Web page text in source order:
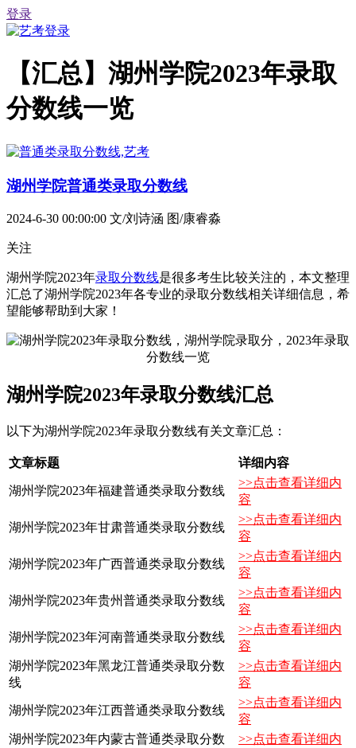
登录
【汇总】湖州学院2023年录取
分数线一览
湖州学院普通类录取分数线
2024-6-30 00:00:00 文/刘诗涵 图/康睿淼
关注
湖州学院2023年录取分数线是很多考生比较关注的，本文整理
汇总了湖州学院2023年各专业的录取分数线相关详细信息，希
望能够帮助到大家！
湖州学院2023年录取分数线汇总
以下为湖州学院2023年录取分数线有关文章汇总：
文章标题 详细内容
湖州学院2023年福建普通类录取分数线
>>点击查看详细内
容
湖州学院2023年甘肃普通类录取分数线
>>点击查看详细内
容
湖州学院2023年广西普通类录取分数线
>>点击查看详细内
容
湖州学院2023年贵州普通类录取分数线
>>点击查看详细内
容
湖州学院2023年河南普通类录取分数线
>>点击查看详细内
容
湖州学院2023年黑龙江普通类录取分数
线
>>点击查看详细内
容
湖州学院2023年江西普通类录取分数线
>>点击查看详细内
容
湖州学院2023年内蒙古普通类录取分数
>>点击查看详细内